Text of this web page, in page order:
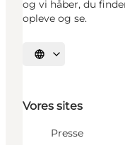
og vi håber, du
opleve og se.
Vælg sprog
Vores sites
Presse